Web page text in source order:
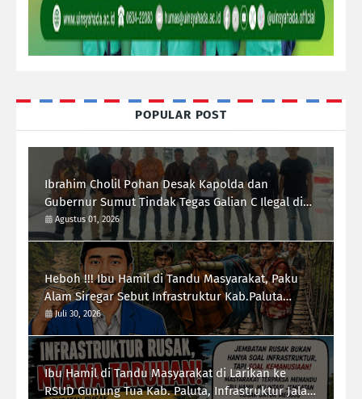
POPULAR POST
Ibrahim Cholil Pohan Desak Kapolda dan
Gubernur Sumut Tindak Tegas Galian C Ilegal di
Sipiongot Julu Kec. Dolok Kab. Paluta
Agustus 01, 2026
Heboh !!! Ibu Hamil di Tandu Masyarakat, Paku
Alam Siregar Sebut Infrastruktur Kab.Paluta
"Parah"
Juli 30, 2026
Ibu Hamil di Tandu Masyarakat di Larikan ke
RSUD Gunung Tua Kab. Paluta, Infrastruktur Jalan